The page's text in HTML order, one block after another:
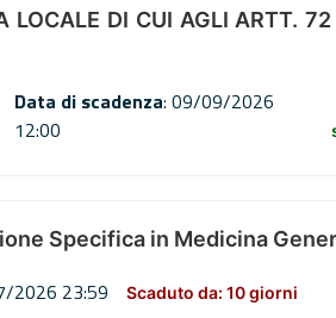
LOCALE DI CUI AGLI ARTT.
Data di scadenza: 09/09/2026
12:00
Specifica in Medicina
2026 23:59 Scaduto da: 10 giorni